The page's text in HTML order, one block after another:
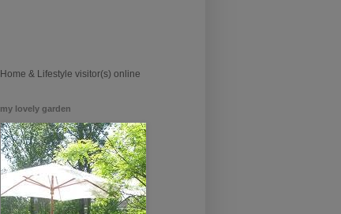
Home & Lifestyle visitor(s) online
my lovely garden